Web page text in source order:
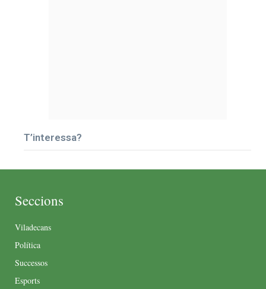
T’interessa?
Seccions
Viladecans
Política
Successos
Esports